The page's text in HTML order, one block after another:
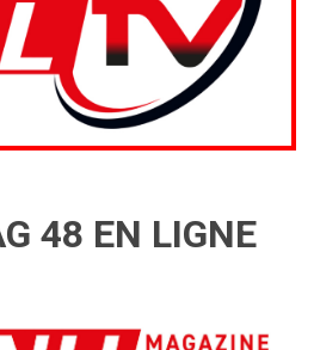
48 EN LIGNE